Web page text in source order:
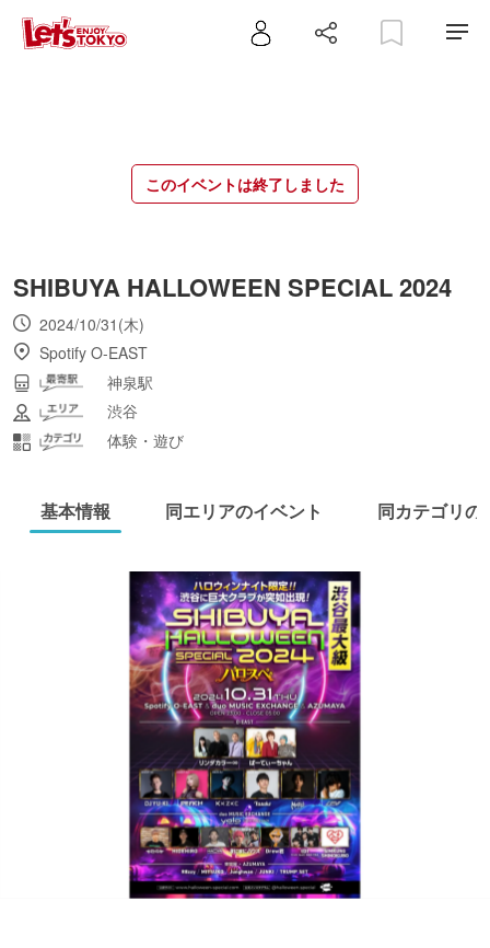
このイベントは終了しました
SHIBUYA HALLOWEEN SPECIAL 2024
2024/10/31(木)
Spotify O-EAST
神泉駅
渋谷
体験・遊び
基本情報 同エリアのイベント 同カテゴリの